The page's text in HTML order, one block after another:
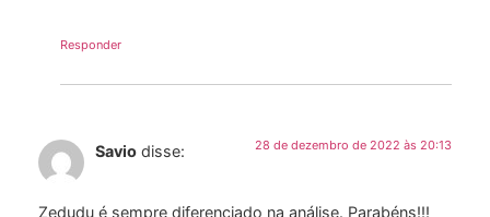
Responder
Savio disse: 28 de dezembro de 2022 às 20:13
Zedudu é sempre diferenciado na análise. Parabéns!!!